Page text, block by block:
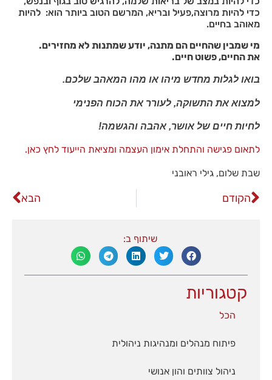
כדי להיות מרוצה,פעיל ובריא, המרשם הטוב ביותר הוא: להיות
מאוהב בחיים.
מי שמבין שהחיים הם מתנה, יודע שמתנות לא מחזירים.
את החיים, פשוט חיים.
בואו לגלות מחדש מיהו או מהו המאהב שלכם.
למצוא את התשוקה, לעורר את הכוח הפנימי
לחיות חיים של אושר, אהבה והגשמה!
לתאום פגישה והתחלת אימון העצמה ומציאת הייעוד לחץ כאן.
שבת שלום, גילי ראובני
הקודם הבא
שיתוף ב:
קטגוריות
הכל
פיתוח מנהלים ומנהיגות ניהולית
ניהול צוותים והון אנושי
העניין
וההתנהגות
ביקורך
באתר,
ההזדמנות
והצעות
אישית.